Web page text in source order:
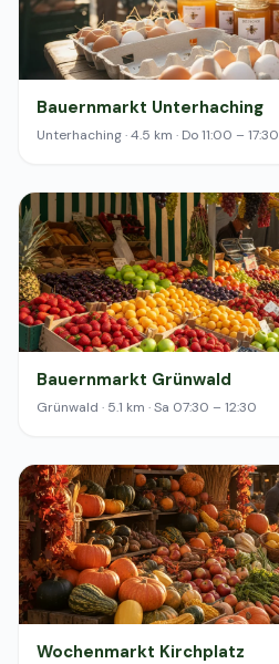
Bauernmarkt Unterhaching
Unterhaching · 4.5 km · Do 11:00 – 17:30
Bauernmarkt Grünwald
Grünwald · 5.1 km · Sa 07:30 – 12:30
Wochenmarkt Kirchplatz